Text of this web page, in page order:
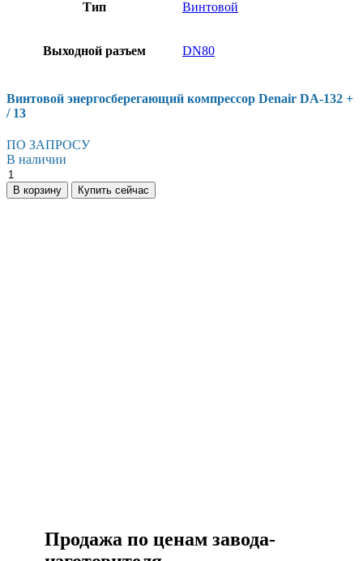
Тип Винтовой
Выходной разъем DN80
Винтовой энергосберегающий компрессор Denair DA-132 +
/ 13
ПО ЗАПРОСУ
В наличии
В корзину Купить сейчас
Продажа по ценам завода-